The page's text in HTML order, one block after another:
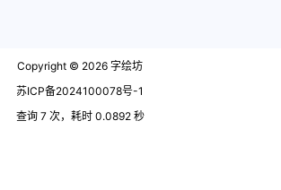
Copyright © 2026 字绘坊
苏ICP备2024100078号-1
查询 7 次，耗时 0.0892 秒